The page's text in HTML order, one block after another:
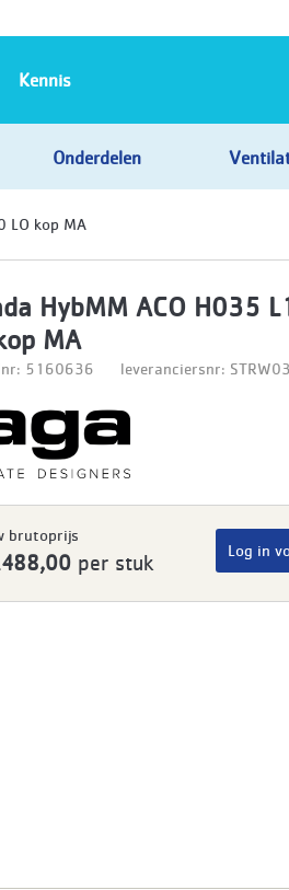
Onderdelen
Kennis
LO kop MA
HybMM ACO H035
MA
5160636 leveranciersnr:
brutoprijs
per stuk
Log in